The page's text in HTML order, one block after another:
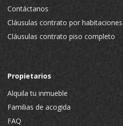
Contáctanos
Cláusulas contrato por habitaciones
Cláusulas contrato piso completo
Propietarios
Alquila tu inmueble
Familias de acogida
FAQ